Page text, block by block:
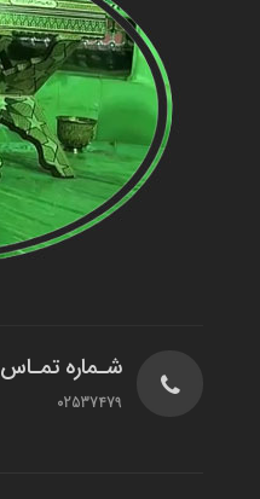
شـماره تمـاس
02537479